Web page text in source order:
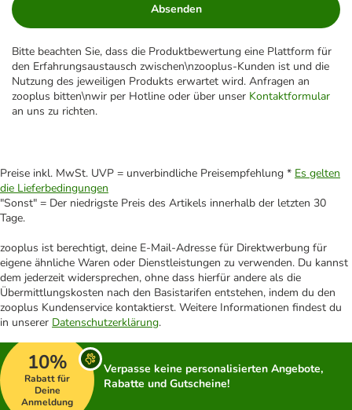
Absenden
Bitte beachten Sie, dass die Produktbewertung eine Plattform für
den Erfahrungsaustausch zwischen\nzooplus-Kunden ist und die
Nutzung des jeweiligen Produkts erwartet wird. Anfragen an
zooplus bitten\nwir per Hotline oder über unser Kontaktformular
an uns zu richten.
Preise inkl. MwSt. UVP = unverbindliche Preisempfehlung * Es gelten
die Lieferbedingungen
"Sonst" = Der niedrigste Preis des Artikels innerhalb der letzten 30
Tage.
zooplus ist berechtigt, deine E-Mail-Adresse für Direktwerbung für
eigene ähnliche Waren oder Dienstleistungen zu verwenden. Du kannst
dem jederzeit widersprechen, ohne dass hierfür andere als die
Übermittlungskosten nach den Basistarifen entstehen, indem du den
zooplus Kundenservice kontaktierst. Weitere Informationen findest du
in unserer Datenschutzerklärung.
10%
Rabatt für
Deine
Anmeldung
Verpasse keine personalisierten Angebote,
Rabatte und Gutscheine!